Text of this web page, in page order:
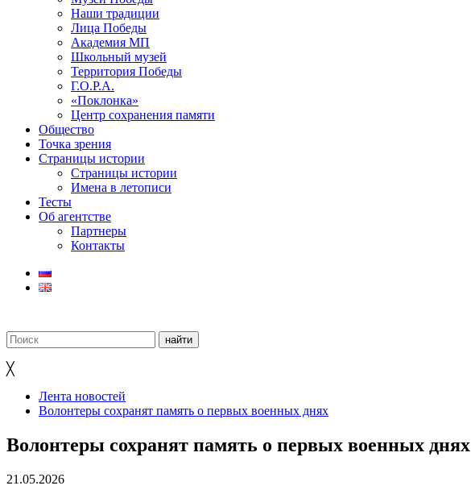
Наши традиции
Лица Победы
Академия МП
Школьный музей
Территория Победы
Г.О.Р.А.
«Поклонка»
Центр сохранения памяти
Общество
Точка зрения
Страницы истории
Страницы истории
Имена в летописи
Тесты
Об агентстве
Партнеры
Контакты
╳
Лента новостей
Волонтеры сохранят память о первых военных днях
Волонтеры сохранят память о первых военных днях
21.05.2026